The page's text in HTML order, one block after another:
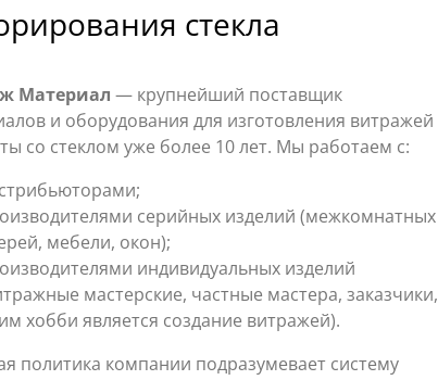
стекла
Материал — крупнейший поставщик
и оборудования для изготовления витражей
со стеклом уже более 10 лет. Мы работаем с:
серийных изделий (межкомнатных
мебели, окон);
индивидуальных изделий
мастерские, частные мастера, заказчики,
хобби является создание витражей).
политика компании подразумевает систему